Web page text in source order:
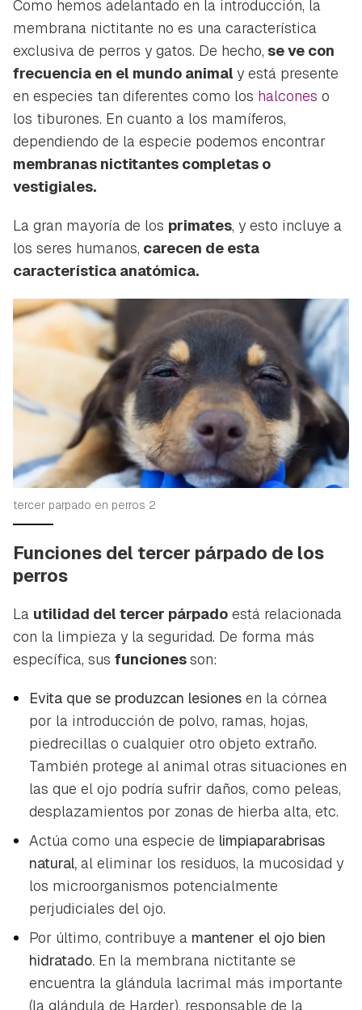
Como hemos adelantado en la introducción, la
membrana nictitante no es una característica
exclusiva de perros y gatos. De hecho, se ve con
frecuencia en el mundo animal y está presente
en especies tan diferentes como los halcones o
los tiburones. En cuanto a los mamíferos,
dependiendo de la especie podemos encontrar
membranas nictitantes completas o
vestigiales.
La gran mayoría de los primates, y esto incluye a
los seres humanos, carecen de esta
característica anatómica.
tercer parpado en perros 2
Funciones del tercer párpado de los
perros
La utilidad del tercer párpado está relacionada
con la limpieza y la seguridad. De forma más
específica, sus funcionesson:
Evita que se produzcan lesiones en la córnea
por la introducción de polvo, ramas, hojas,
piedrecillas o cualquier otro objeto extraño.
También protege al animal otras situaciones en
las que el ojo podría sufrir daños, como peleas,
desplazamientos por zonas de hierba alta, etc.
Actúa como una especie de limpiaparabrisas
natural, al eliminar los residuos, la mucosidad y
los microorganismos potencialmente
perjudiciales del ojo.
Por último, contribuye a mantener el ojo bien
hidratado. En la membrana nictitante se
encuentra la glándula lacrimal más importante
(la glándula de Harder), responsable de la